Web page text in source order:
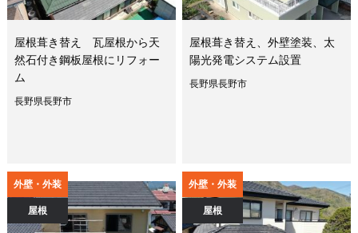
屋根葺き替え 瓦屋根から天
然石付き鋼板屋根にリフォー
ム
長野県長野市
屋根葺き替え、外壁塗装、太
陽光発電システム設置
長野県長野市
外壁・外装
屋根
外壁・外装
屋根